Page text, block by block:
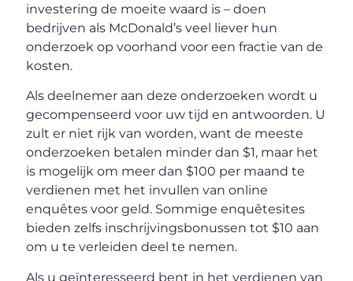
investering de moeite waard is – doen
bedrijven als McDonald’s veel liever hun
onderzoek op voorhand voor een fractie van de
kosten.
Als deelnemer aan deze onderzoeken wordt u
gecompenseerd voor uw tijd en antwoorden. U
zult er niet rijk van worden, want de meeste
onderzoeken betalen minder dan $1, maar het
is mogelijk om meer dan $100 per maand te
verdienen met het invullen van online
enquêtes voor geld. Sommige enquêtesites
bieden zelfs inschrijvingsbonussen tot $10 aan
om u te verleiden deel te nemen.
Als u geïnteresseerd bent in het verdienen van